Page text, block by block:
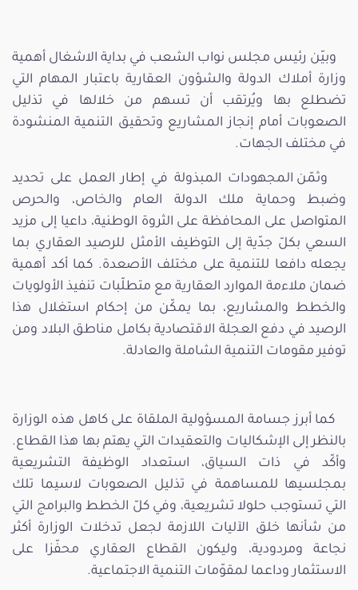
وبيّن رئيس مجلس نواب الشعب في بداية الاشغال أهمية
وزارة أملاك الدولة والشؤون العقارية باعتبار المهام التي
تضطلع بها ويُرتقب أن تسهم من خلالها في تذليل
الصعوبات أمام إنجاز المشاريع وتحقيق التنمية المنشودة
في مختلف الجهات.
وثمّن المجهودات المبذولة في إطار العمل على تحديد
وضبط وحماية ملك الدولة العام والخاص، والحرص
المتواصل على المحافظة على الثروة الوطنية، داعيا إلى مزيد
السعي بكلّ جدّية إلى التوظيف الأمثل للرصيد العقاري بما
يجعله دافعا للتنمية على مختلف الأصعدة. كما أكد أهمية
ضمان ملاءمة الموارد العقارية مع متطلّبات تنفيذ الأولويات
والخطط والمشاريع، بما يمكّن من إحكام استغلال هذا
الرصيد في دفع العجلة الاقتصادية بكامل مناطق البلاد ومن
توفير مقومات التنمية الشاملة والعادلة.
كما أبرز جسامة المسؤولية الملقاة على كاهل هذه الوزارة
بالنظر إلى الإشكاليات والتعقيدات التي يهتم بها هذا القطاع.
وأكّد في ذات السياق، استعداد الوظيفة التشريعية
بمجلسيها للمساهمة في تذليل الصعوبات لاسيما تلك
التي تستوجب حلولا تشريعية، وفي كلّ الخطط والبرامج التي
من شأنها خلق الآليات اللازمة لجعل تدخلات الوزارة أكثر
نجاعة ومردودية، وليكون القطاع العقاري محفّزا على
الاستثمار وداعما لمقوّمات التنمية الاجتماعية.